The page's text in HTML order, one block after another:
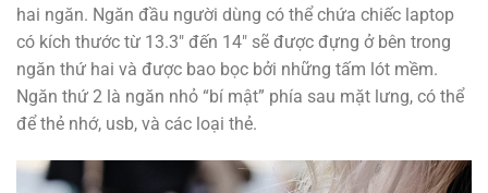
hai ngăn. Ngăn đầu người dùng có thể chứa chiếc laptop
có kích thước từ 13.3″ đến 14″ sẽ được đựng ở bên trong
ngăn thứ hai và được bao bọc bởi những tấm lót mềm.
Ngăn thứ 2 là ngăn nhỏ “bí mật” phía sau mặt lưng, có thể
để thẻ nhớ, usb, và các loại thẻ.